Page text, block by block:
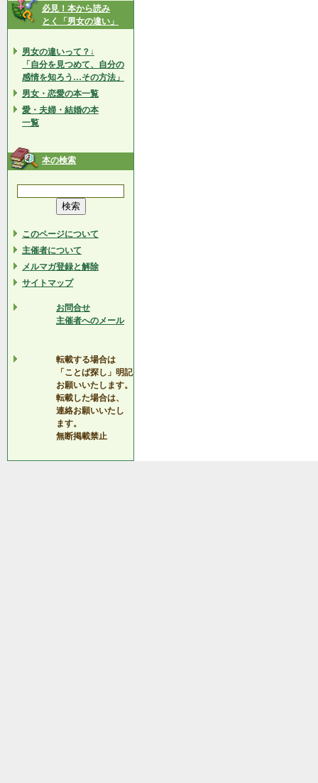
必見！本から読み
とく「男女の違い」
男女の違いって？↓
「自分を見つめて、自分の
感情を知ろう…その方法」
男女・恋愛の本一覧
愛・夫婦・結婚の本
一覧
本の検索
このページについて
主催者について
メルマガ登録と解除
サイトマップ
お問合せ
主催者へのメール
転載する場合は
「ことば探し」明記
お願いいたします。
転載した場合は、
連絡お願いいたし
ます。
無断掲載禁止